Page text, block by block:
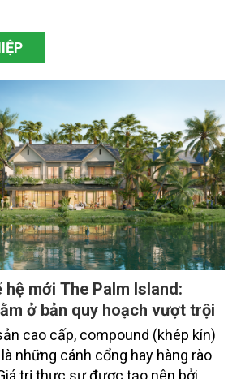
Kỳ (FDA).
hệ mới The Palm Island:
ở bản quy hoạch vượt trội
cao cấp, compound (khép kín)
những cánh cổng hay hàng rào
trị thực sự được tạo nên bởi